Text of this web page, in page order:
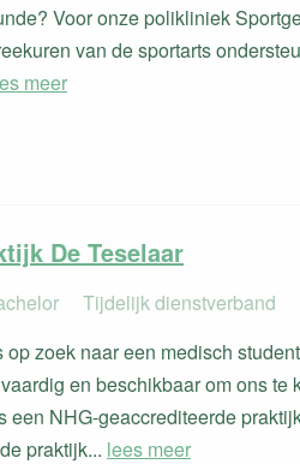
Voor onze polikliniek
van de sportarts
meer
De Teselaar
Tijdelijk dienstverband
zoek naar een medisch
en beschikbaar om ons te
een NHG-geaccrediteerde
praktijk... lees meer